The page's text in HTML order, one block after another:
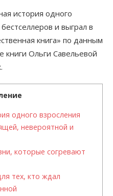
история одного
и выграл в
книга» по данным
книги Ольги Савельевой
одного взросления
невероятной и
которые согревают
тех, кто ждал